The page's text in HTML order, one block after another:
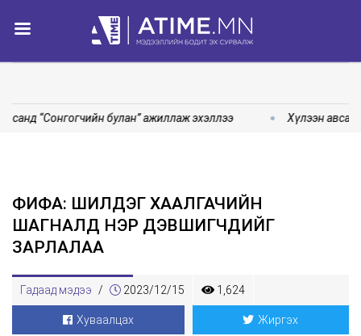
“Сонгогчийн булан” ажиллаж эхэллээ Хүлээн
ФИФА: ШИЛДЭГ ХААЛГАЧИЙН
ШАГНАЛД НЭР ДЭВШИГЧДИЙГ
ЗАРЛАЛАА
Гадаад мэдээ / 2023/12/15 1,624
Хуваалцах Жиргэх